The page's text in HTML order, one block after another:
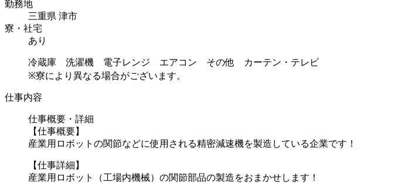
勤務地
三重県 津市
寮・社宅
あり
冷蔵庫 洗濯機 電子レンジ エアコン その他 カーテン・テレビ
※寮により異なる場合がございます。
仕事内容
仕事概要・詳細
【仕事概要】
産業用ロボットの関節などに使用される精密減速機を製造している企業です！
【仕事詳細】
産業用ロボット（工場内機械）の関節部品の製造をおまかせします！